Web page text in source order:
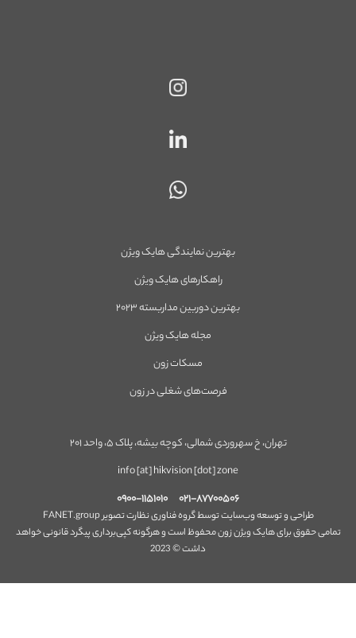
تهران، خ سهروردی شمالی، کوچه بیشه، پلاک ۵، واحد ۲۰۱
info [at] hikvision [dot] zone
۰۲۱-۸۷۷۰۰۵۰۶
۰۹۰۰-۱۱۵۱۰۱۰
بهترین نمایندگی هایک ویژن
راهکارهای هایک ویژن
بهترین دوربین مداربسته ۲۰۲۳
مجله هایک ویژن
مسکات زون
فرصت‌های شغلی در زون
تمامی حقوق برای هایک ویژن زون محفوظ است و هرگونه کپی‌برداری پیگرد قانونی خواهد
داشت © 2023
طراحی و توسعه وب‌سایت توسط گروه فناوری نظارت تصویر FANET.group